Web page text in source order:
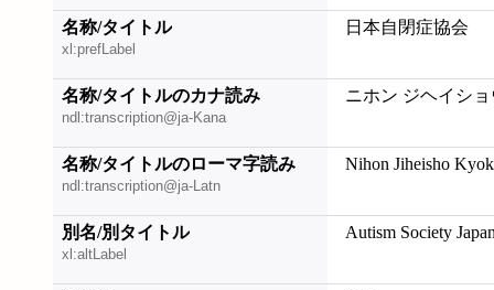
名称/タイトル
xl:prefLabel
日本自閉症協会
名称/タイトルのカナ読み
ndl:transcription@ja-Kana
ニホン ジヘイシ
名称/タイトルのローマ字読み
ndl:transcription@ja-Latn
Nihon Jiheisho
別名/別タイトル
xl:altLabel
Autism Society